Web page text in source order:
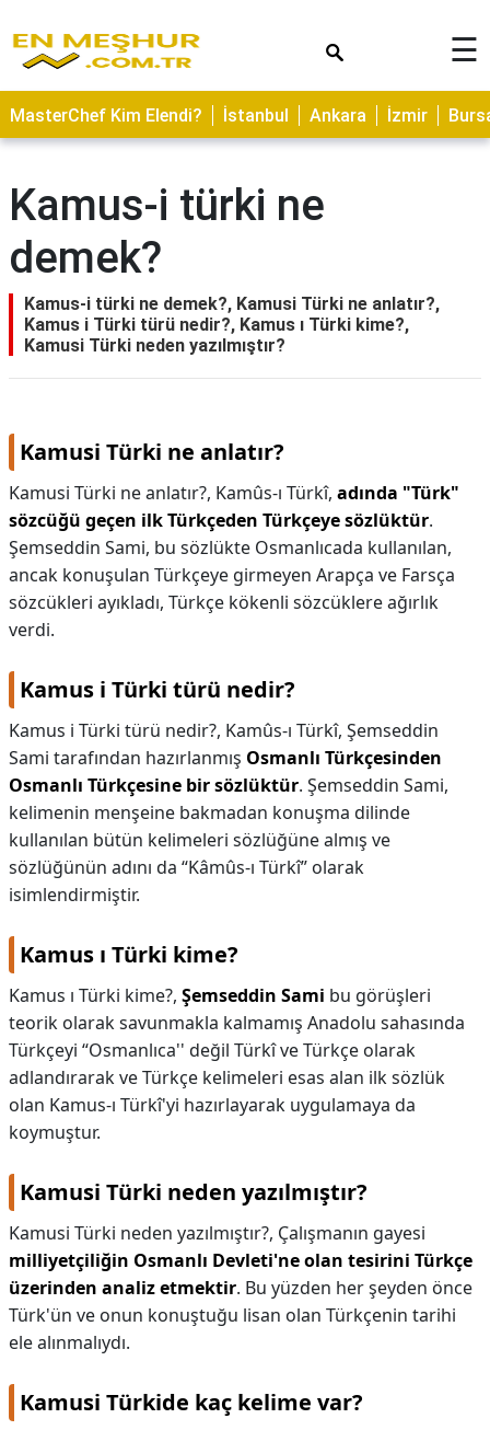
ASTROLOJİ
SAĞLIK
TARİFLERİ
GEZİLECEK
YERLER
CİLT
BAKIMI
NEDİR
ALANLARI
HAMİLELİK
KAPLICALAR
İLETİŞİM
☰
MasterChef Kim Elendi? İstanbul Ankara İzmir
Kamus-i türki ne
demek?
Kamus-i türki ne demek?, Kamusi Türki ne anlatır?,
Kamus i Türki türü nedir?, Kamus ı Türki kime?,
Kamusi Türki neden yazılmıştır?
Kamusi Türki ne anlatır?
Kamusi Türki ne anlatır?, Kamûs-ı Türkî, adında "Türk"
sözcüğü geçen ilk Türkçeden Türkçeye sözlüktür.
Şemseddin Sami, bu sözlükte Osmanlıcada kullanılan,
ancak konuşulan Türkçeye girmeyen Arapça ve Farsça
sözcükleri ayıkladı, Türkçe kökenli sözcüklere ağırlık
verdi.
Kamus i Türki türü nedir?
Kamus i Türki türü nedir?, Kamûs-ı Türkî, Şemseddin
Sami tarafından hazırlanmış Osmanlı Türkçesinden
Osmanlı Türkçesine bir sözlüktür. Şemseddin Sami,
kelimenin menşeine bakmadan konuşma dilinde
kullanılan bütün kelimeleri sözlüğüne almış ve
sözlüğünün adını da “Kâmûs-ı Türkî” olarak
isimlendirmiştir.
Kamus ı Türki kime?
Kamus ı Türki kime?, Şemseddin Sami bu görüşleri
teorik olarak savunmakla kalmamış Anadolu sahasında
Türkçeyi “Osmanlıca'' değil Türkî ve Türkçe olarak
adlandırarak ve Türkçe kelimeleri esas alan ilk sözlük
olan Kamus-ı Türkî'yi hazırlayarak uygulamaya da
koymuştur.
Kamusi Türki neden yazılmıştır?
Kamusi Türki neden yazılmıştır?, Çalışmanın gayesi
milliyetçiliğin Osmanlı Devleti'ne olan tesirini Türkçe
üzerinden analiz etmektir. Bu yüzden her şeyden önce
Türk'ün ve onun konuştuğu lisan olan Türkçenin tarihi
ele alınmalıydı.
Kamusi Türkide kaç kelime var?